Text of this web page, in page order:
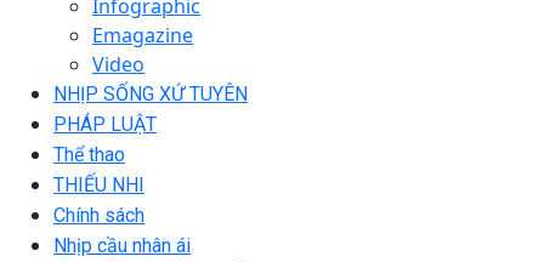
Infographic
Emagazine
Video
NHỊP SỐNG XỨ TUYÊN
PHÁP LUẬT
Thể thao
THIẾU NHI
Chính sách
Nhịp cầu nhân ái